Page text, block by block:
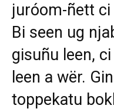
juróom-ñett ci
Bi seen ug
gisuñu leen,
leen a wër.
toppekatu